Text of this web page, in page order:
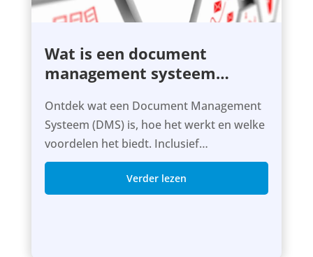
Wat is een document
management systeem
Ontdek wat een Document Management
Systeem (DMS) is, hoe het werkt en welke
voordelen het biedt. Inclusief
voorbeelden, workflows en tips.
Verder lezen